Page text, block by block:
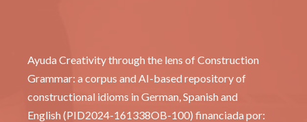
Ayuda Creativity through the lens of Construction
Grammar: a corpus and AI-based repository of
constructional idioms in German, Spanish and
English (PID2024-161338OB-100) financiada por: